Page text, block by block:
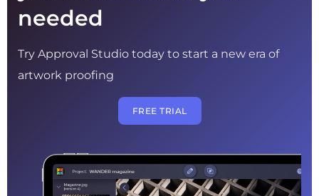
needed
Try Approval Studio today to start a new era of
artwork proofing
FREE TRIAL